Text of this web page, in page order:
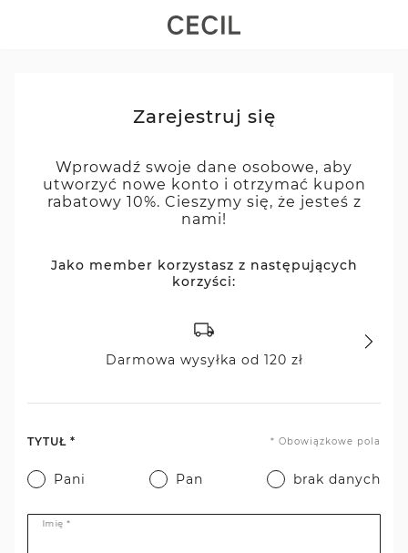
Zarejestruj się
Wprowadź swoje dane osobowe, aby
utworzyć nowe konto i otrzymać kupon
rabatowy 10%. Cieszymy się, że jesteś z
nami!
Jako member korzystasz z następujących
korzyści:
Darmowa wysyłka od 120 zł
TYTUŁ * * Obowiązkowe pola
Pani Pan brak danych
Imię *